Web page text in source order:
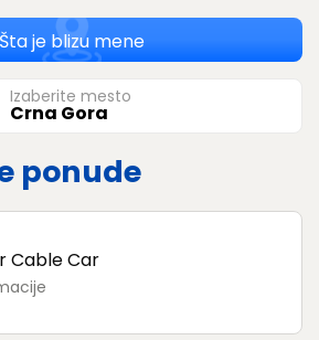
Šta je blizu mene
Izaberite mesto
Crna Gora
ponude
Cable Car